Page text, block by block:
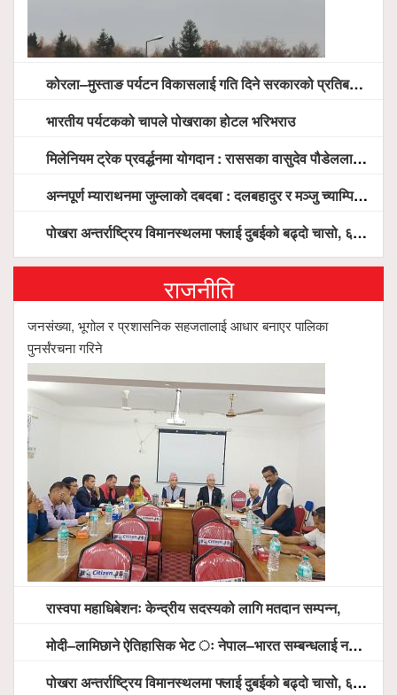
कोरला–मुस्ताङ पर्यटन विकासलाई गति दिने सरकारको प्रतिबद्धता, स्थानीय सरोकारवालासँग व्यापक छलफल
भारतीय पर्यटकको चापले पोखराका होटल भरिभराउ
मिलेनियम ट्रेक प्रवर्द्धनमा योगदान : राससका वासुदेव पौडेललाई ‘मिलेनियम ट्रेक अवार्ड’ प्रदान गरिने
अन्नपूर्ण म्याराथनमा जुम्लाको दबदबा : दलबहादुर र मञ्जु च्याम्पियन, नगदसहित भव्य सम्मान
पोखरा अन्तर्राष्ट्रिय विमानस्थलमा फ्लाई दुबईको बढ्दो चासो, ६ घण्टा लामो प्राविधिक निरीक्षणपछि दैनिक उडानको ढोका खुल्दै
राजनीति
जनसंख्या, भूगोल र प्रशासनिक सहजतालाई आधार बनाएर पालिका
पुनर्संरचना गरिने
रास्वपा महाधिबेशनः केन्द्रीय सदस्यको लागि मतदान सम्पन्न,
मोदी–लामिछाने ऐतिहासिक भेट ः नेपाल–भारत सम्बन्धलाई नयाँ उचाइमा पु¥याउने साझा प्रतिबद्धता
पोखरा अन्तर्राष्ट्रिय विमानस्थलमा फ्लाई दुबईको बढ्दो चासो, ६ घण्टा लामो प्राविधिक निरीक्षणपछि दैनिक उडानको ढोका खुल्दै